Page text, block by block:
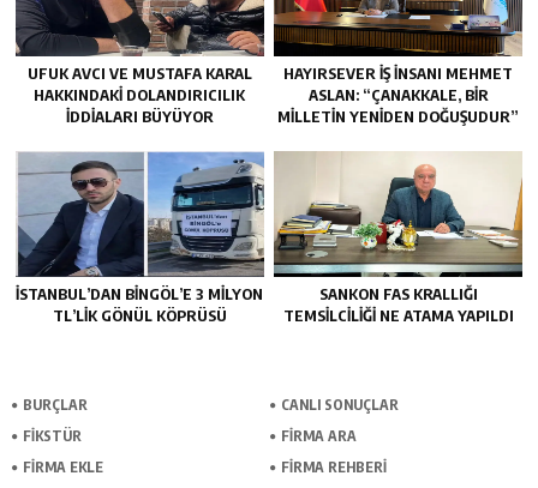
UFUK AVCI VE MUSTAFA KARAL
HAKKINDAKI DOLANDIRICILIK
İDDIALARI BÜYÜYOR
HAYIRSEVER İŞ İNSANI MEHMET
ASLAN: “ÇANAKKALE, BIR
MILLETIN YENIDEN DOĞUŞUDUR”
İSTANBUL’DAN BINGÖL’E 3 MILYON
TL’LIK GÖNÜL KÖPRÜSÜ
SANKON FAS KRALLIĞI
TEMSİLCİLİĞİ NE ATAMA YAPILDI
BURÇLAR
CANLI SONUÇLAR
FİKSTÜR
FİRMA ARA
FİRMA EKLE
FİRMA REHBERİ